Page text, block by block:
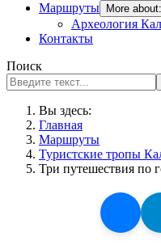
Маршруты
More
Археология
Контакты
Поиск
Вы здесь:
Главная
Маршруты
Туристские тропы
Три путешествия по